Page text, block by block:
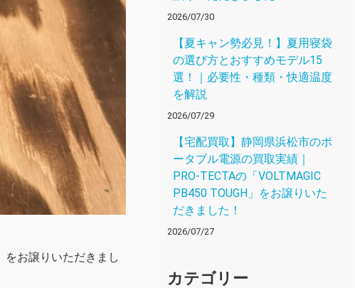
をお譲りいただきまし
2026/07/30
【夏キャン勢必見！】夏用寝袋
の選び方とおすすめモデル15
選！｜必要性・種類・快適温度
を解説
2026/07/29
【宅配買取】静岡県浜松市のポ
ータブル電源の買取実績｜
PRO-TECTAの「VOLTMAGIC
PB450 TOUGH」をお譲りいた
だきました！
2026/07/27
カテゴリー